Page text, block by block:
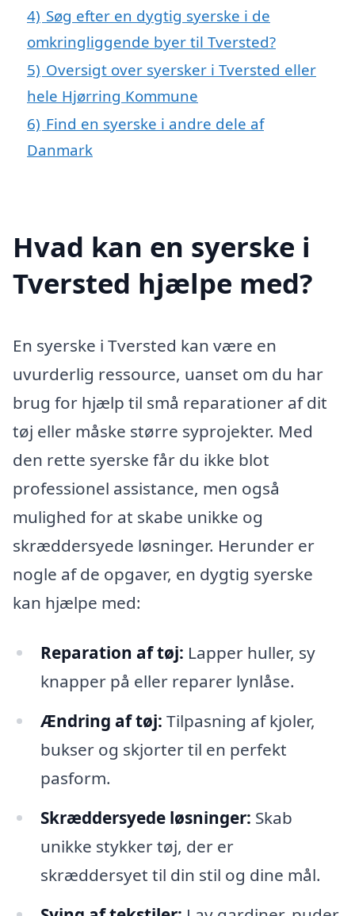
4) Søg efter en dygtig syerske i de
omkringliggende byer til Tversted?
5) Oversigt over syersker i Tversted eller
hele Hjørring Kommune
6) Find en syerske i andre dele af
Danmark
Hvad kan en syerske i
Tversted hjælpe med?
En syerske i Tversted kan være en
uvurderlig ressource, uanset om du har
brug for hjælp til små reparationer af dit
tøj eller måske større syprojekter. Med
den rette syerske får du ikke blot
professionel assistance, men også
mulighed for at skabe unikke og
skræddersyede løsninger. Herunder er
nogle af de opgaver, en dygtig syerske
kan hjælpe med:
Reparation af tøj: Lapper huller, sy
knapper på eller reparer lynlåse.
Ændring af tøj: Tilpasning af kjoler,
bukser og skjorter til en perfekt
pasform.
Skræddersyede løsninger: Skab
unikke stykker tøj, der er
skræddersyet til din stil og dine mål.